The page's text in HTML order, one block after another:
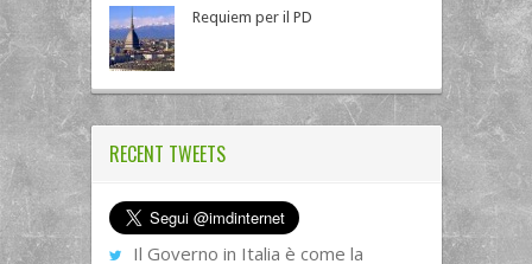
Requiem per il PD
RECENT TWEETS
Il Governo in Italia è come la